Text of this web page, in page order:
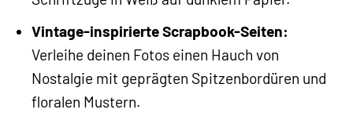
Vintage-inspirierte Scrapbook-Seiten:
Verleihe deinen Fotos einen Hauch von
Nostalgie mit geprägten Spitzenbordüren und
floralen Mustern.